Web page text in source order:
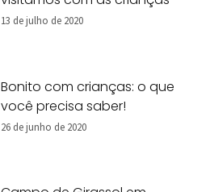
13 de julho de 2020
Bonito com crianças: o que
você precisa saber!
26 de junho de 2020